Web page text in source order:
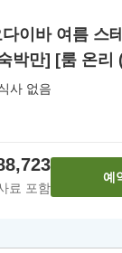
이바 여름 스
박만] [룸 온리
사 없음
료 포함
예